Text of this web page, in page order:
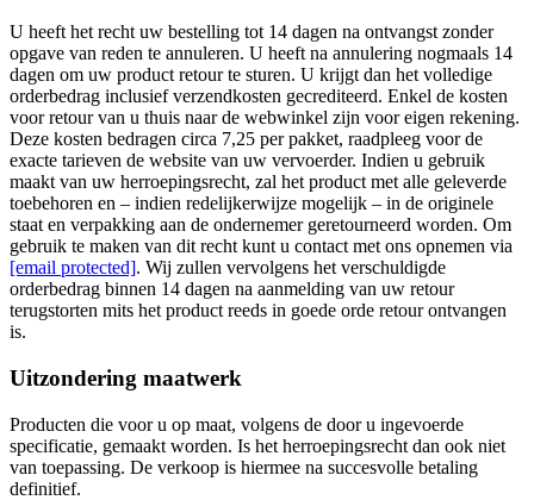
U heeft het recht uw bestelling tot 14 dagen na ontvangst zonder
opgave van reden te annuleren. U heeft na annulering nogmaals 14
dagen om uw product retour te sturen. U krijgt dan het volledige
orderbedrag inclusief verzendkosten gecrediteerd. Enkel de kosten
voor retour van u thuis naar de webwinkel zijn voor eigen rekening.
Deze kosten bedragen circa 7,25 per pakket, raadpleeg voor de
exacte tarieven de website van uw vervoerder. Indien u gebruik
maakt van uw herroepingsrecht, zal het product met alle geleverde
toebehoren en – indien redelijkerwijze mogelijk – in de originele
staat en verpakking aan de ondernemer geretourneerd worden. Om
gebruik te maken van dit recht kunt u contact met ons opnemen via
[email protected]. Wij zullen vervolgens het verschuldigde
orderbedrag binnen 14 dagen na aanmelding van uw retour
terugstorten mits het product reeds in goede orde retour ontvangen
is.
Uitzondering maatwerk
Producten die voor u op maat, volgens de door u ingevoerde
specificatie, gemaakt worden. Is het herroepingsrecht dan ook niet
van toepassing. De verkoop is hiermee na succesvolle betaling
definitief.